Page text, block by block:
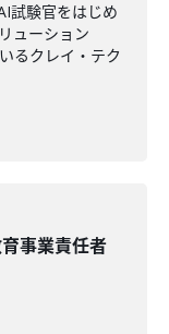
試験官をはじめ
ューション
るクレイ・テク
事業責任者